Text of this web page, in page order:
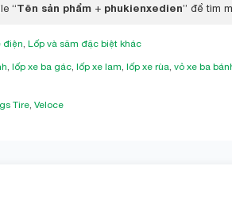
“Tên sản phẩm+ phukienxedien” để tìm
điện Lốp và săm đặc biệt khác
lốp xe ba gác, lốp xe lam lốp xe rùa vỏ xe ba
Tire, Veloce